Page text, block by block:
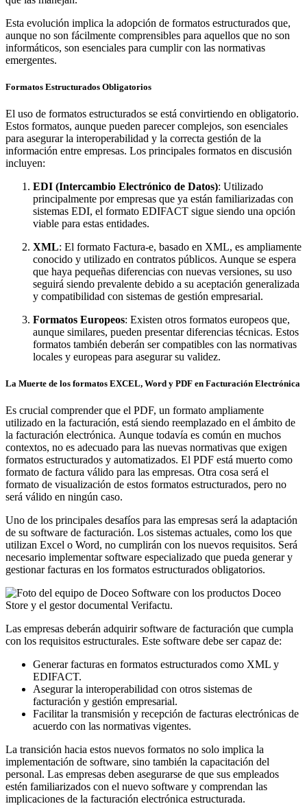
Esta evolución implica la adopción de formatos estructurados que,
aunque no son fácilmente comprensibles para aquellos que no son
informáticos, son esenciales para cumplir con las normativas
emergentes.
Formatos Estructurados Obligatorios
El uso de formatos estructurados se está convirtiendo en obligatorio.
Estos formatos, aunque pueden parecer complejos, son esenciales
para asegurar la interoperabilidad y la correcta gestión de la
información entre empresas. Los principales formatos en discusión
incluyen:
EDI (Intercambio Electrónico de Datos): Utilizado
principalmente por empresas que ya están familiarizadas con
sistemas EDI, el formato EDIFACT sigue siendo una opción
viable para estas entidades.
XML: El formato Factura-e, basado en XML, es ampliamente
conocido y utilizado en contratos públicos. Aunque se espera
que haya pequeñas diferencias con nuevas versiones, su uso
seguirá siendo prevalente debido a su aceptación generalizada
y compatibilidad con sistemas de gestión empresarial.
Formatos Europeos: Existen otros formatos europeos que,
aunque similares, pueden presentar diferencias técnicas. Estos
formatos también deberán ser compatibles con las normativas
locales y europeas para asegurar su validez.
La Muerte de los formatos EXCEL, Word y PDF en Facturación Electrónica
Es crucial comprender que el PDF, un formato ampliamente
utilizado en la facturación, está siendo reemplazado en el ámbito de
la facturación electrónica. Aunque todavía es común en muchos
contextos, no es adecuado para las nuevas normativas que exigen
formatos estructurados y automatizados. El PDF está muerto como
formato de factura válido para las empresas. Otra cosa será el
formato de visualización de estos formatos estructurados, pero no
será válido en ningún caso.
Uno de los principales desafíos para las empresas será la adaptación
de su software de facturación. Los sistemas actuales, como los que
utilizan Excel o Word, no cumplirán con los nuevos requisitos. Será
necesario implementar software especializado que pueda generar y
gestionar facturas en los formatos estructurados obligatorios.
Las empresas deberán adquirir software de facturación que cumpla
con los requisitos estructurales. Este software debe ser capaz de:
Generar facturas en formatos estructurados como XML y
EDIFACT.
Asegurar la interoperabilidad con otros sistemas de
facturación y gestión empresarial.
Facilitar la transmisión y recepción de facturas electrónicas de
acuerdo con las normativas vigentes.
La transición hacia estos nuevos formatos no solo implica la
implementación de software, sino también la capacitación del
personal. Las empresas deben asegurarse de que sus empleados
estén familiarizados con el nuevo software y comprendan las
implicaciones de la facturación electrónica estructurada.